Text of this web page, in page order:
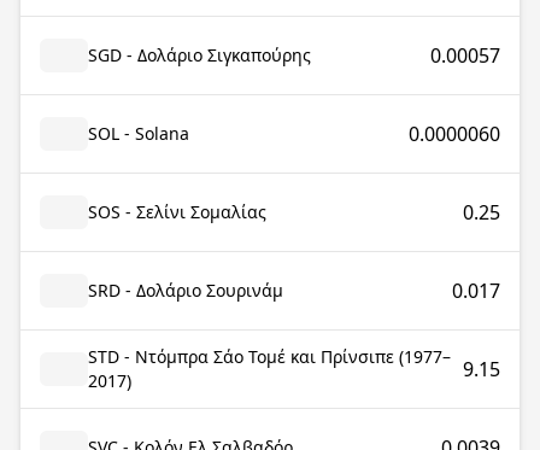
SGD - Δολάριο Σιγκαπούρης 0.00057
SOL - Solana 0.0000060
SOS - Σελίνι Σομαλίας 0.25
SRD - Δολάριο Σουρινάμ 0.017
STD - Ντόμπρα Σάο Τομέ και Πρίνσιπε (1977–
2017)
9.15